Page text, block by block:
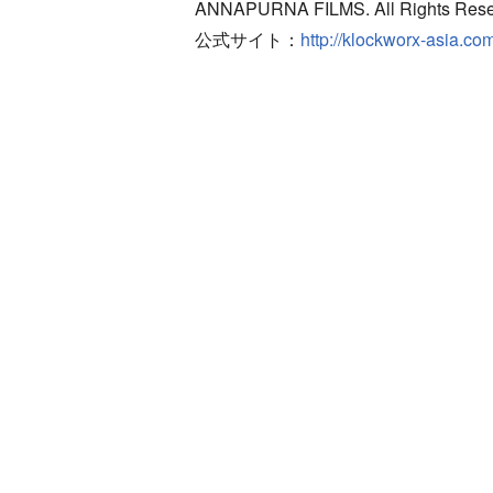
ANNAPURNA FILMS. All Rights
公式サイト： http://klockworx-